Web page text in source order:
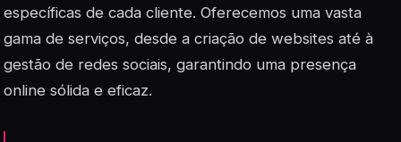
específicas de cada cliente. Oferecemos uma vasta
gama de serviços, desde a criação de websites até à
gestão de redes sociais, garantindo uma presença
online sólida e eficaz.